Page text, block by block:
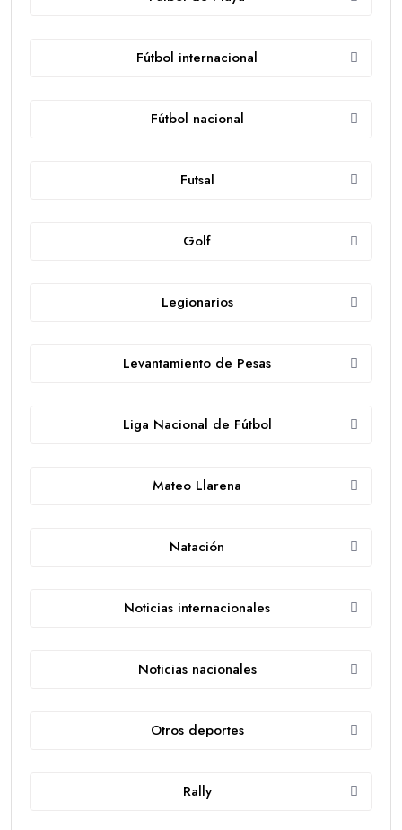
Fútbol internacional
Fútbol nacional
Futsal
Golf
Legionarios
Levantamiento de Pesas
Liga Nacional de Fútbol
Mateo Llarena
Natación
Noticias internacionales
Noticias nacionales
Otros deportes
Rally